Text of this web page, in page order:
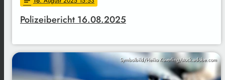
Polizeibericht 16.08.2025
Symbolbild/Heiko Küverling/stock.adobe.com